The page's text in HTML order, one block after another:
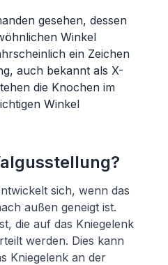
gesehen, dessen
Winkel
ein Zeichen
auch bekannt als X-
die Knochen im
Winkel
sich, wenn das
außen geneigt ist.
die auf das Kniegelenk
werden. Dies kann
Kniegelenk an der